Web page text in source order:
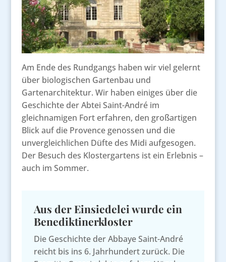
Am Ende des Rundgangs haben wir viel gelernt
über biologischen Gartenbau und
Gartenarchitektur. Wir haben einiges über die
Geschichte der Abtei Saint-André im
gleichnamigen Fort erfahren, den großartigen
Blick auf die Provence genossen und die
unvergleichlichen Düfte des Midi aufgesogen.
Der Besuch des Klostergartens ist ein Erlebnis –
auch im Sommer.
Aus der Einsiedelei wurde ein
Benediktinerkloster
Die Geschichte der Abbaye Saint-André
reicht bis ins 6. Jahrhundert zurück. Die